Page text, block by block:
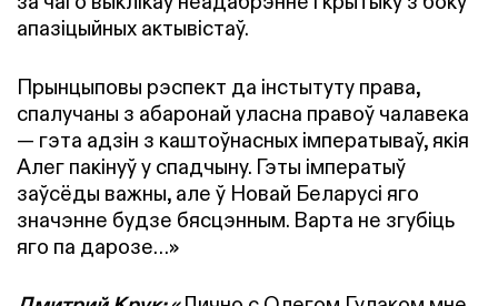
апазіцыйных актывістаў.
Прынцыповы рэспект да інстытуту права,
спалучаны з абаронай уласна правоў чалавека
— гэта адзін з каштоўнасных імператываў, якія
Алег пакінуў у спадчыну. Гэты імператыў
заўсёды важны, але ў Новай Беларусі яго
значэнне будзе бясцэнным. Варта не згубіць
яго па дарозе…»